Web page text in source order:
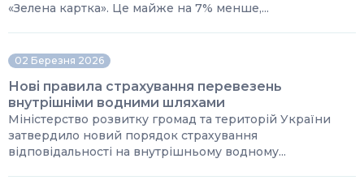
«Зелена картка». Це майже на 7% менше,...
02 Березня 2026
Нові правила страхування перевезень
внутрішніми водними шляхами
Міністерство розвитку громад та територій України
затвердило новий порядок страхування
відповідальності на внутрішньому водному...